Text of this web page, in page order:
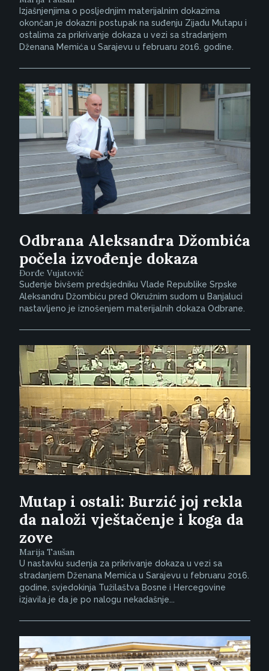
Izjašnjenjima o posljednjim materijalnim dokazima
okončan je dokazni postupak na suđenju Zijadu Mutapu i
ostalima za prikrivanje dokaza u vezi sa stradanjem
Dženana Memića u Sarajevu u februaru 2016. godine.
Odbrana Aleksandra Džombića
počela izvođenje dokaza
Đorđe Vujatović
Suđenje bivšem predsjedniku Vlade Republike Srpske
Aleksandru Džombiću pred Okružnim sudom u Banjaluci
nastavljeno je iznošenjem materijalnih dokaza Odbrane.
Mutap i ostali: Burzić joj rekla
da naloži vještačenje i koga da
zove
Marija Taušan
U nastavku suđenja za prikrivanje dokaza u vezi sa
stradanjem Dženana Memića u Sarajevu u februaru 2016.
godine, svjedokinja Tužilaštva Bosne i Hercegovine
izjavila je da je po nalogu nekadašnje...